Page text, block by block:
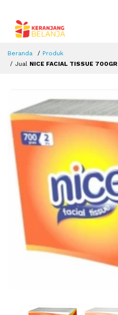
Beranda
Produk
Jual NICE FACIAL TISSUE 700GR